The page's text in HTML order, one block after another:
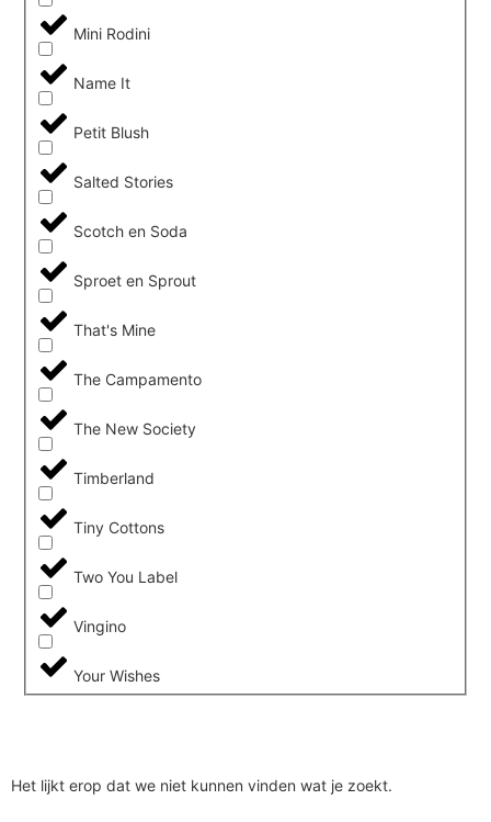
Mini Rodini
Name It
Petit Blush
Salted Stories
Scotch en Soda
Sproet en Sprout
That's Mine
The Campamento
The New Society
Timberland
Tiny Cottons
Two You Label
Vingino
Your Wishes
Het lijkt erop dat we niet kunnen vinden wat je zoekt.